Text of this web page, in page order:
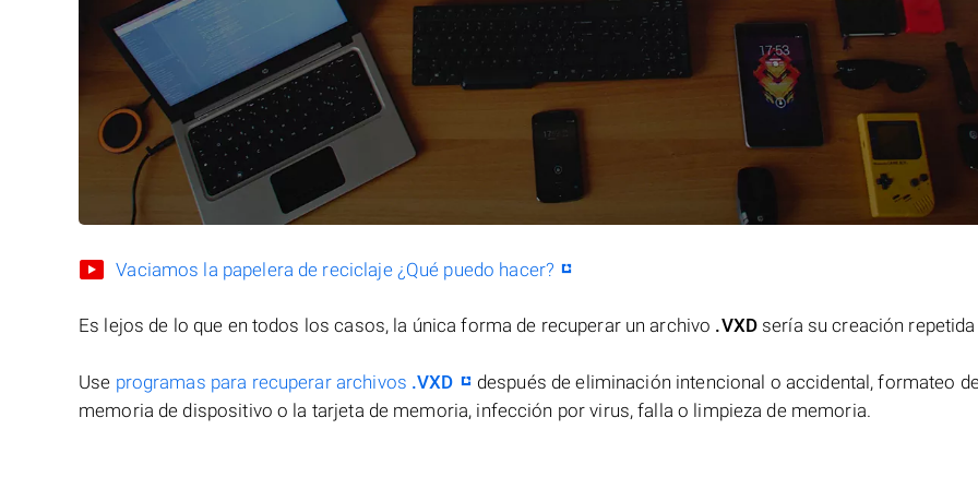
Vaciamos la papelera de reciclaje ¿Qué puedo hacer?
Es lejos de lo que en todos los casos, la única forma de recuperar un archivo .VXDsería su creación repetida
Use programas para recuperar archivos .VXD
después de eliminación intencional o accidental, formateo
memoria de dispositivo o la tarjeta de memoria, infección por virus, falla o limpieza de memoria.